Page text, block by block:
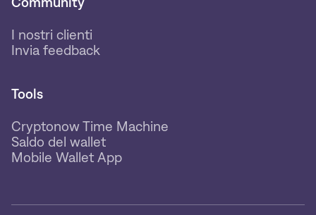
I nostri clienti
Invia feedback
Tools
Cryptonow Time Machine
Saldo del wallet
Mobile Wallet App